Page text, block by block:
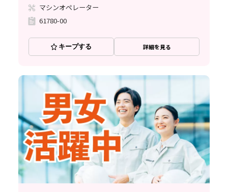
マシンオペレーター
61780-00
キープする 詳細を見る